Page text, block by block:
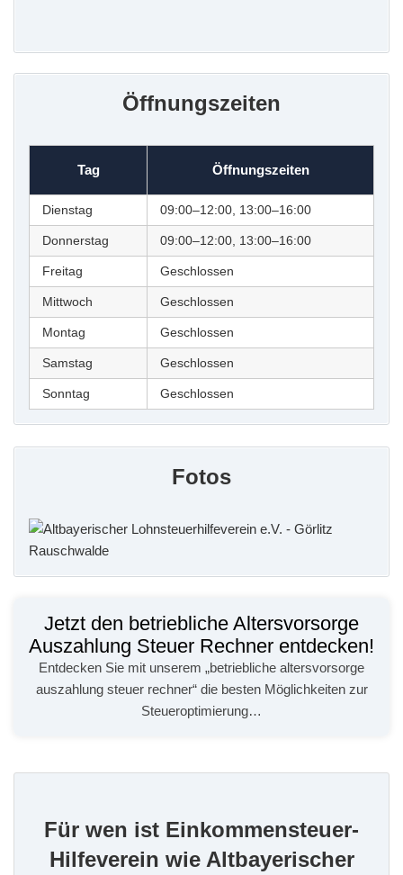
Öffnungszeiten
Tag Öffnungszeiten
Dienstag 09:00–12:00, 13:00–16:00
Donnerstag 09:00–12:00, 13:00–16:00
Freitag Geschlossen
Mittwoch Geschlossen
Montag Geschlossen
Samstag Geschlossen
Sonntag Geschlossen
Fotos
Jetzt den betriebliche Altersvorsorge
Auszahlung Steuer Rechner entdecken!
Entdecken Sie mit unserem „betriebliche altersvorsorge
auszahlung steuer rechner“ die besten Möglichkeiten zur
Steueroptimierung…
Für wen ist Einkommensteuer-
Hilfeverein wie Altbayerischer